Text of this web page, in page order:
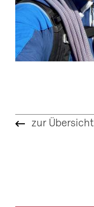
zur Übersicht